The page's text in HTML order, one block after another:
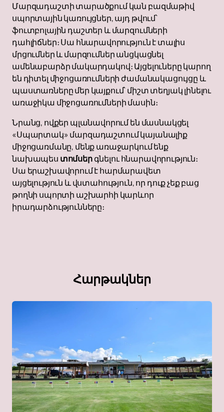
Մարզադաշտի տարածքում կան բազմաթիվ
սպորտային կառույցներ, այդ թվում՝
ֆուտբոլային դաշտեր և մարզումների
դահլիճներ։ Սա հնարավորություն է տալիս
մրցումներ և մարզումներ անցկացնել
ամենաբարձր մակարդակով։ Այցելուները կարող
են դիտել միջոցառումների ժամանակացույցը և
պաստառները մեր կայքում՝ միշտ տեղյակ լինելու
առաջիկա միջոցառումների մասին։
Նրանց, ովքեր պլանավորում են մասնակցել
«Սպարտակ» մարզադաշտում կայանալիք
միջոցառմանը, մենք առաջարկում ենք
նախապես տոմսերգնելու հնարավորություն։
Սա երաշխավորում է հարմարավետ
այցելություն և վստահություն, որ դուք չեք բաց
թողնի սպորտի աշխարհի կարևոր
իրադարձությունները։
Հարթակներ